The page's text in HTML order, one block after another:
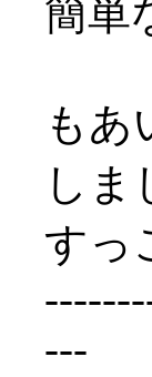
簡単
もあ
し
すっ
---